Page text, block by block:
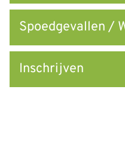
Spoedgevallen /
Inschrijven